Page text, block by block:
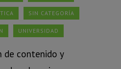
SIN CATEGORÍA
UNIVERSIDAD
de contenido y